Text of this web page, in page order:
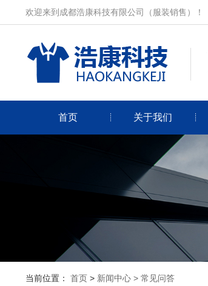
欢迎来到成都浩康科技有限公司（服装销售）！
首页 关于我们
当前位置： 首页 > 新闻中心 > 常见问答